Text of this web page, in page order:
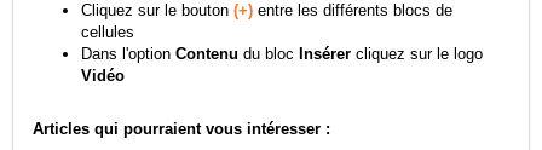
Cliquez sur le bouton (+ ) entre les différents blocs de
cellules
Dans l'option Contenu du bloc Insérer cliquez sur le logo
Vidéo
Articles qui pourraient vous intéresser :